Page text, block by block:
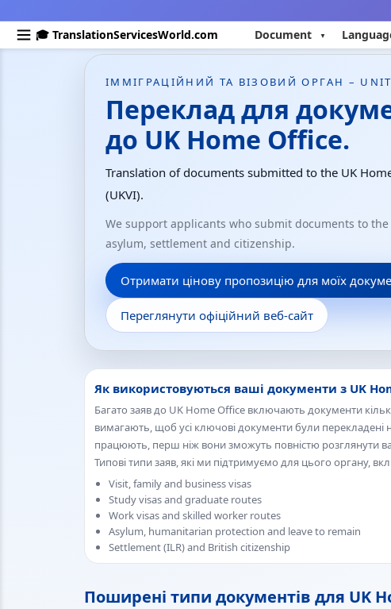
🎓 TranslationServicesWorld.com
Document
ІММІГРАЦІЙНИЙ ТА ВІЗОВИЙ ОРГАН –
Переклад для
до UK Home Office.
Translation of documents submitted to the UK
(UKVI).
We support applicants who submit documents to the
asylum, settlement and citizenship.
Отримати цінову пропозицію для моїх
Переглянути офіційний веб-сайт
Як використовуються ваші документи з UK
Багато заяв до UK Home Office включають документи
вимагають, щоб усі ключові документи були перекладені
працюють, перш ніж вони зможуть повністю розглянути
Типові типи заяв, які ми підтримуємо для цього органу,
Visit, family and business visas
Study visas and graduate routes
Work visas and skilled worker routes
Asylum, humanitarian protection and leave to remain
Settlement (ILR) and British citizenship
Поширені типи документів для UK